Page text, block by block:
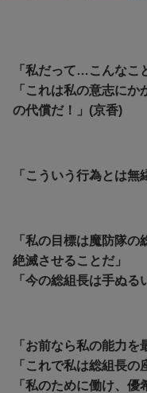
「私だって…こんなこ
「これは私の意志に
の代償だ！」(京香)
「こういう行為とは
「私の目標は魔防隊
絶滅させることだ」
「今の総組長は手ぬる
「お前なら私の能力を
「これで私は総組長の
「私のために働け、優